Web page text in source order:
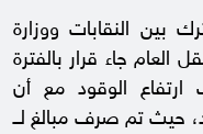
بين النقابات ووزارة
العام جاء قرار بالفترة
الوقود مع أن
حيث تم صرف مبالغ لــ